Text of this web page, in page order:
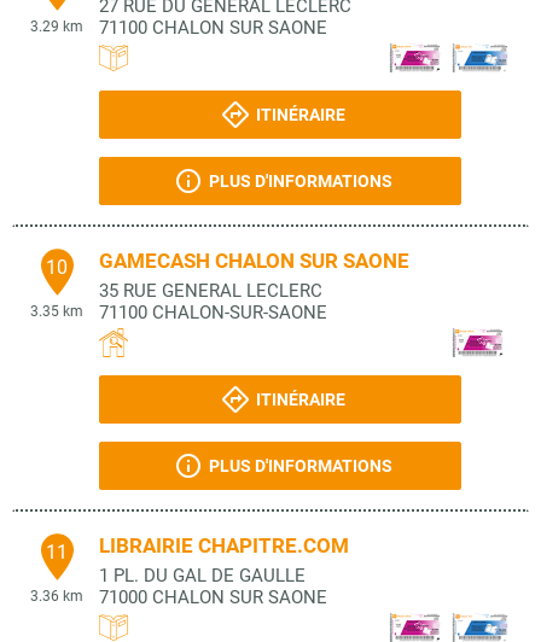
3.29 km
27 RUE DU GENERAL LECLERC
71100 CHALON SUR SAONE
ITINÉRAIRE
PLUS D'INFORMATIONS
10
3.35 km
GAMECASH CHALON SUR SAONE
35 RUE GENERAL LECLERC
71100 CHALON-SUR-SAONE
ITINÉRAIRE
PLUS D'INFORMATIONS
11
3.36 km
LIBRAIRIE CHAPITRE.COM
1 PL. DU GAL DE GAULLE
71000 CHALON SUR SAONE